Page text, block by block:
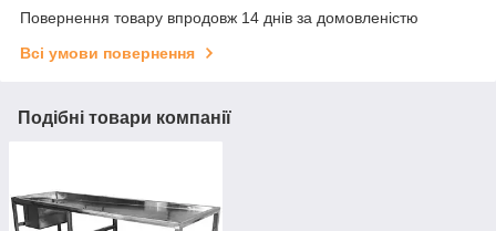
Повернення товару впродовж 14 днів за домовленістю
Всі умови повернення
Подібні товари компанії